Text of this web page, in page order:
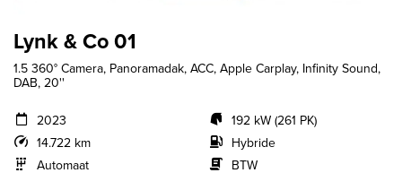
Lynk & Co 01
1.5 360° Camera, Panoramadak, ACC, Apple Carplay, Infinity Sound,
DAB, 20''
2023
14.722 km
Automaat
192 kW (261 PK)
Hybride
BTW